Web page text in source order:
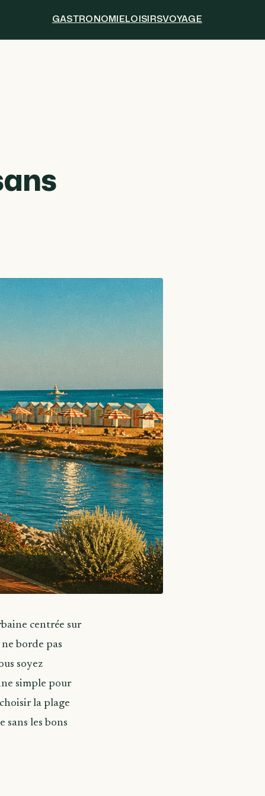
GASTRONOMIELOISIRSVOYAGE
centrée sur
borde pas
soyez
simple pour
la plage
les bons